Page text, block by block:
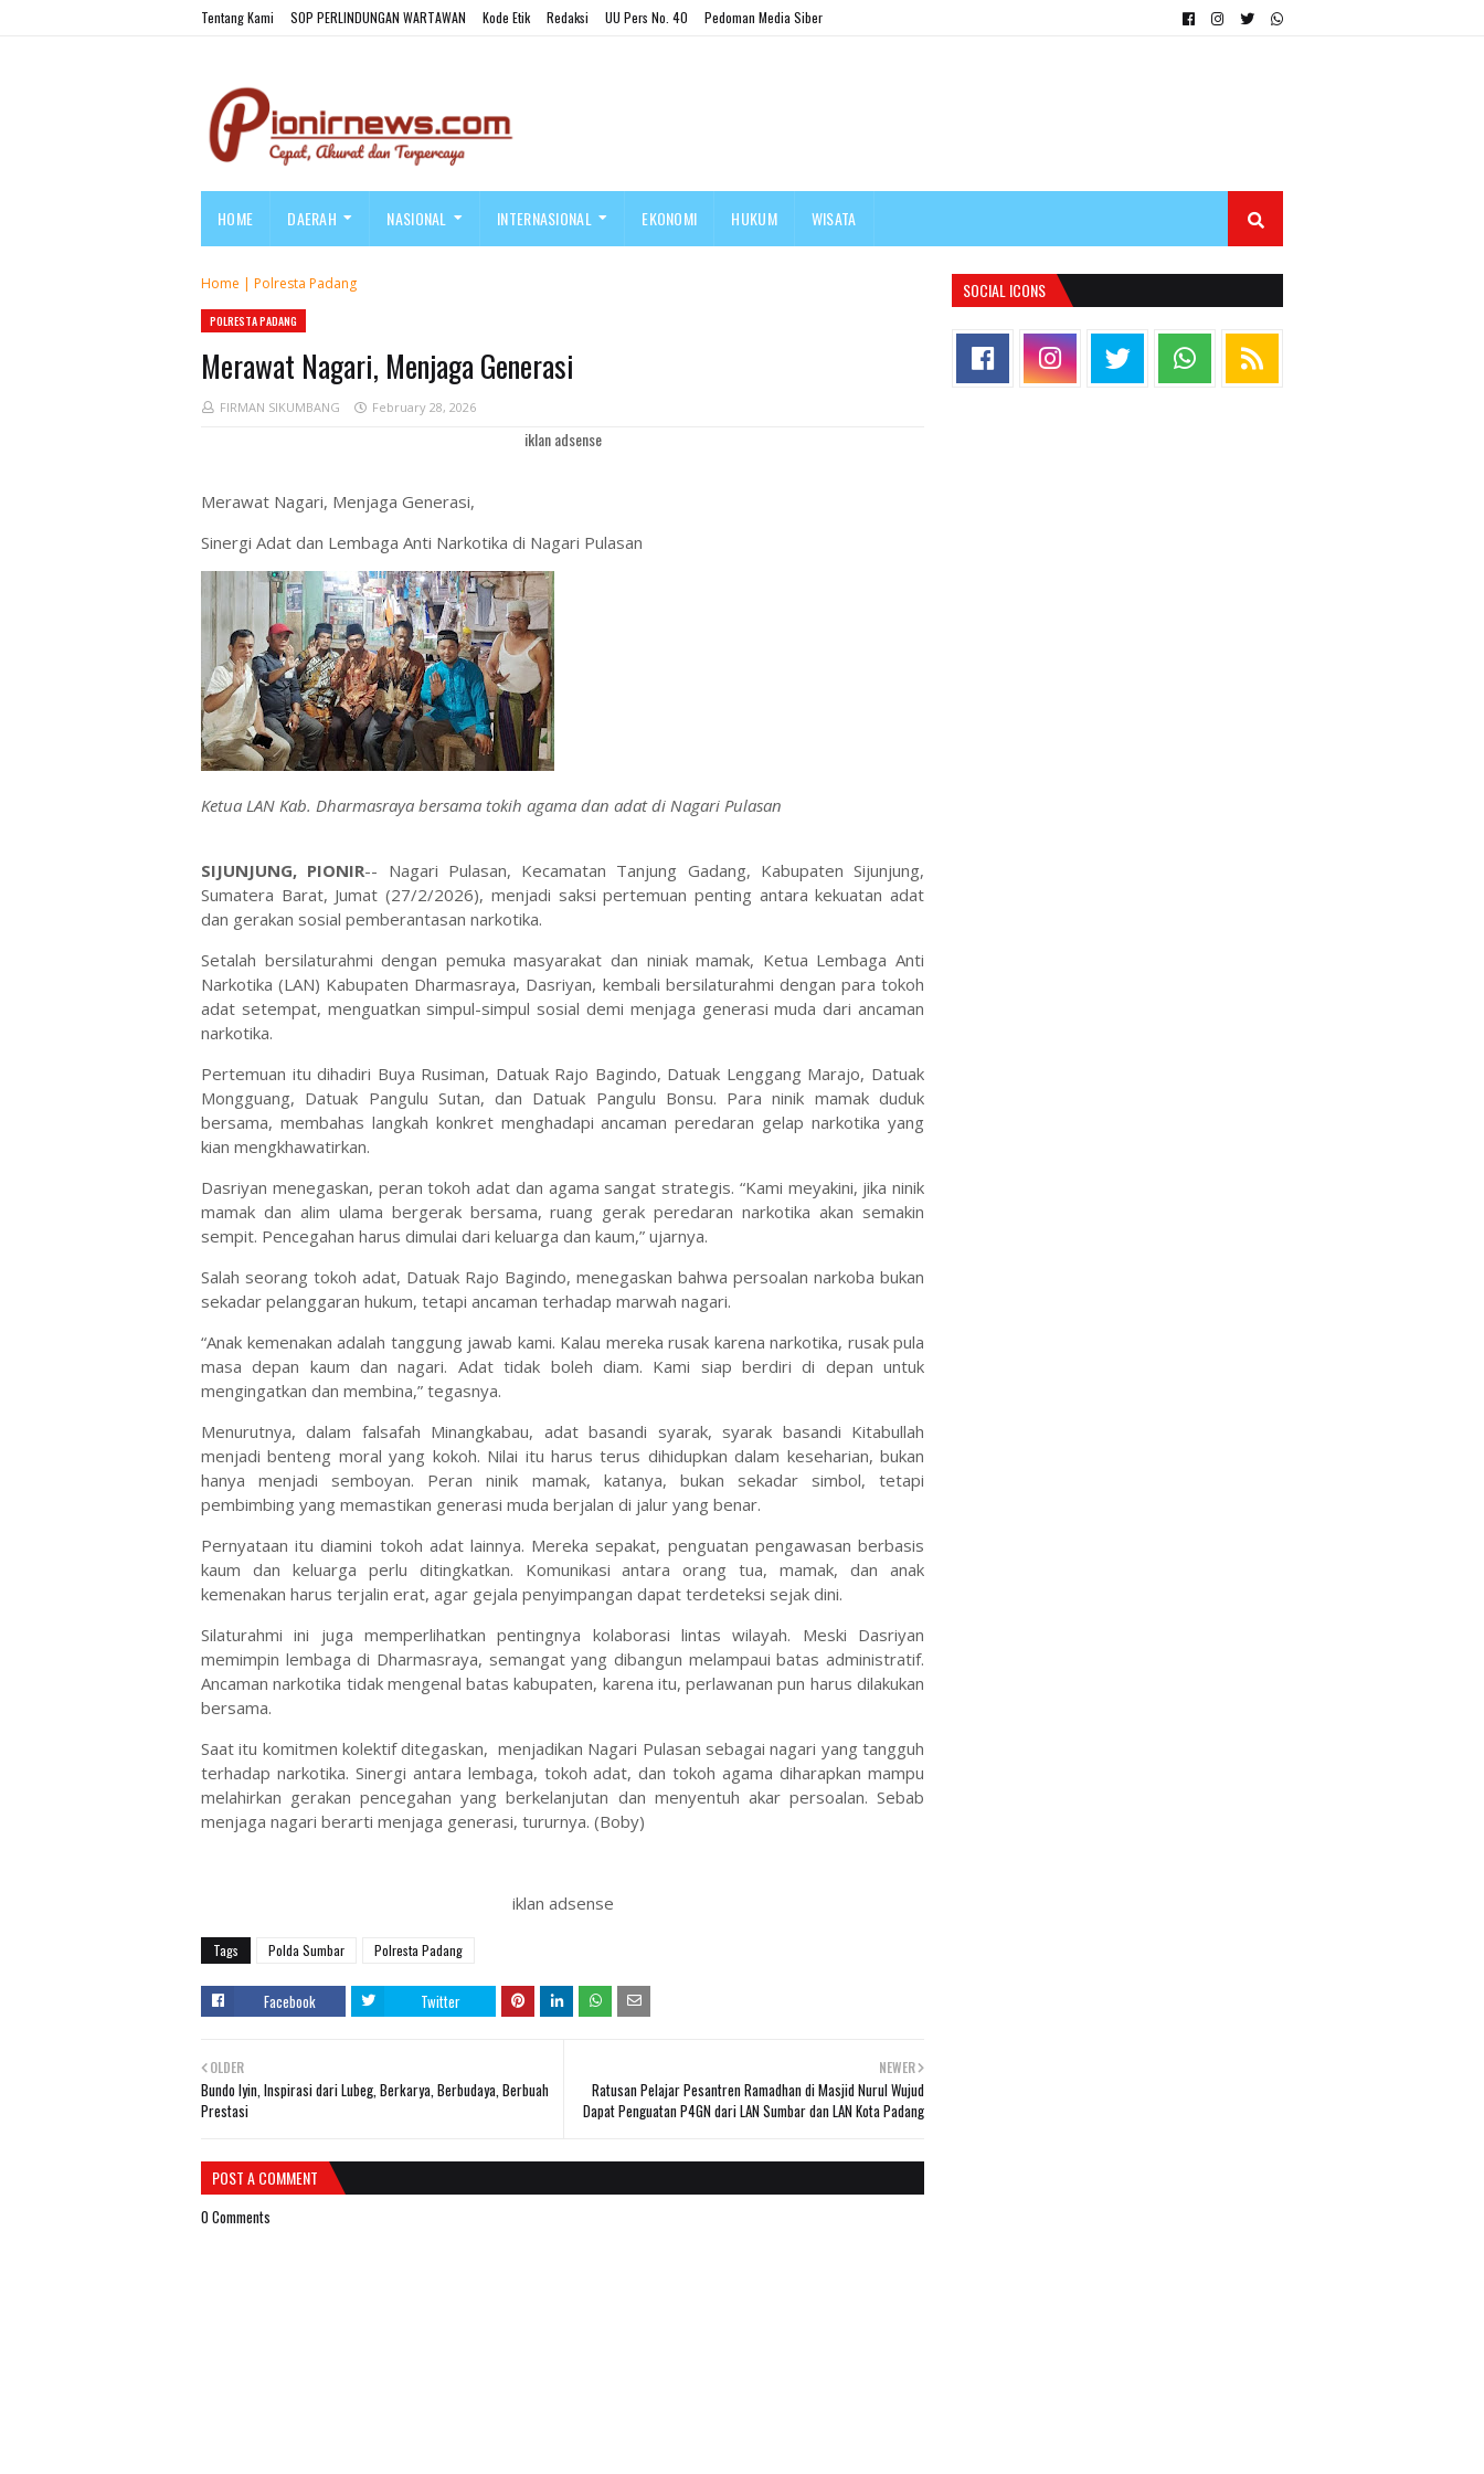
Tentang Kami SOP PERLINDUNGAN WARTAWAN Kode Etik Redaksi UU Pers No. 40 Pedoman Media Siber
HOME DAERAH NASIONAL INTERNASIONAL EKONOMI HUKUM WISATA
Home | Polresta Padang
POLRESTA PADANG
Merawat Nagari, Menjaga Generasi
FIRMAN SIKUMBANG February 28, 2026
iklan adsense
Merawat Nagari, Menjaga Generasi,
Sinergi Adat dan Lembaga Anti Narkotika di Nagari Pulasan
Ketua LAN Kab. Dharmasraya bersama tokih agama dan adat di Nagari Pulasan
SIJUNJUNG, PIONIR-- Nagari Pulasan, Kecamatan Tanjung Gadang, Kabupaten Sijunjung,
Sumatera Barat, Jumat (27/2/2026), menjadi saksi pertemuan penting antara kekuatan adat
dan gerakan sosial pemberantasan narkotika.
Setalah bersilaturahmi dengan pemuka masyarakat dan niniak mamak, Ketua Lembaga Anti
Narkotika (LAN) Kabupaten Dharmasraya, Dasriyan, kembali bersilaturahmi dengan para tokoh
adat setempat, menguatkan simpul-simpul sosial demi menjaga generasi muda dari ancaman
narkotika.
Pertemuan itu dihadiri Buya Rusiman, Datuak Rajo Bagindo, Datuak Lenggang Marajo, Datuak
Mongguang, Datuak Pangulu Sutan, dan Datuak Pangulu Bonsu. Para ninik mamak duduk
bersama, membahas langkah konkret menghadapi ancaman peredaran gelap narkotika yang
kian mengkhawatirkan.
Dasriyan menegaskan, peran tokoh adat dan agama sangat strategis. “Kami meyakini, jika ninik
mamak dan alim ulama bergerak bersama, ruang gerak peredaran narkotika akan semakin
sempit. Pencegahan harus dimulai dari keluarga dan kaum,” ujarnya.
Salah seorang tokoh adat, Datuak Rajo Bagindo, menegaskan bahwa persoalan narkoba bukan
sekadar pelanggaran hukum, tetapi ancaman terhadap marwah nagari.
“Anak kemenakan adalah tanggung jawab kami. Kalau mereka rusak karena narkotika, rusak pula
masa depan kaum dan nagari. Adat tidak boleh diam. Kami siap berdiri di depan untuk
mengingatkan dan membina,” tegasnya.
Menurutnya, dalam falsafah Minangkabau, adat basandi syarak, syarak basandi Kitabullah
menjadi benteng moral yang kokoh. Nilai itu harus terus dihidupkan dalam keseharian, bukan
hanya menjadi semboyan. Peran ninik mamak, katanya, bukan sekadar simbol, tetapi
pembimbing yang memastikan generasi muda berjalan di jalur yang benar.
Pernyataan itu diamini tokoh adat lainnya. Mereka sepakat, penguatan pengawasan berbasis
kaum dan keluarga perlu ditingkatkan. Komunikasi antara orang tua, mamak, dan anak
kemenakan harus terjalin erat, agar gejala penyimpangan dapat terdeteksi sejak dini.
Silaturahmi ini juga memperlihatkan pentingnya kolaborasi lintas wilayah. Meski Dasriyan
memimpin lembaga di Dharmasraya, semangat yang dibangun melampaui batas administratif.
Ancaman narkotika tidak mengenal batas kabupaten, karena itu, perlawanan pun harus dilakukan
bersama.
Saat itu komitmen kolektif ditegaskan, menjadikan Nagari Pulasan sebagai nagari yang tangguh
terhadap narkotika. Sinergi antara lembaga, tokoh adat, dan tokoh agama diharapkan mampu
melahirkan gerakan pencegahan yang berkelanjutan dan menyentuh akar persoalan. Sebab
menjaga nagari berarti menjaga generasi, tururnya. (Boby)
iklan adsense
Tags Polda Sumbar Polresta Padang
Facebook Twitter
NEWER
Ratusan Pelajar Pesantren Ramadhan di Masjid Nurul Wujud
Dapat Penguatan P4GN dari LAN Sumbar dan LAN Kota Padang
OLDER
Bundo Iyin, Inspirasi dari Lubeg, Berkarya, Berbudaya, Berbuah
Prestasi
POST A COMMENT
0 Comments
SOCIAL ICONS